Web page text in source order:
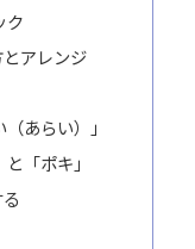
ク
アレンジ
あらい）」
「ポキ」